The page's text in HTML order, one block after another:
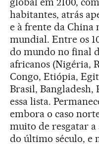
habitantes, atrás
e à frente da China
mundial. Entre os
do mundo no final
africanos (Nigéria,
Congo, Etiópia,
Brasil, Bangladesh,
essa lista.
embora o caso
muito de resgatar
do último século, e